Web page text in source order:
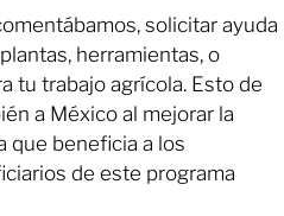
solicitar ayuda
herramientas, o
tu trabajo agrícola. Esto de
a México al mejorar la
que beneficia a los
de este programa